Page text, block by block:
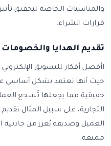
والمناسبات الخاصة لتحقيق
قرارات الشراء.
تقديم الهدايا
اأفضل أفكار للتسويق الإلكتروني
حيث أنها تعتمد بشكل أساسي
حقيقية مما يجعلها تُشجع
التجارية، على سبيل المثال
العميل وصديقه يُعزز من جاذبية
ممتعة.